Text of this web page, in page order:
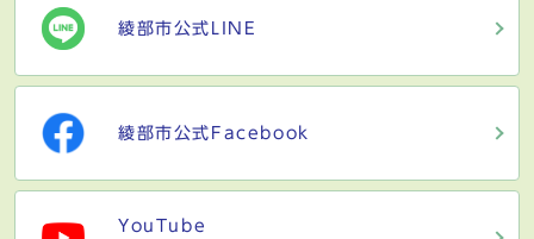
綾部市公式LINE
綾部市公式Facebook
YouTube